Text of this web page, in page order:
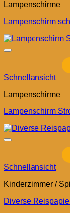
Lampenschirme
Lampenschirm
Schnellansicht
Lampenschirme
Lampenschirm
Schnellansicht
Kinderzimmer /
Diverse